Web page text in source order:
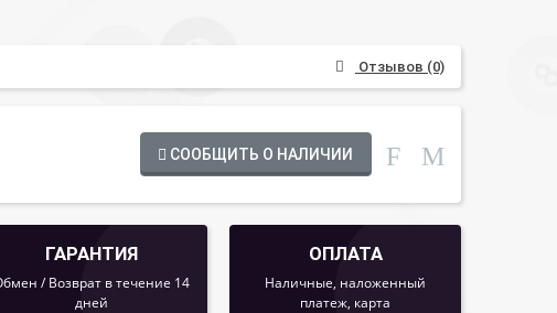
Отзывов (0)
СООБЩИТЬ О НАЛИЧИИ
ГАРАНТИЯ
/ Возврат в течение 14
дней
ОПЛАТА
Наличные, наложенный
платеж, карта